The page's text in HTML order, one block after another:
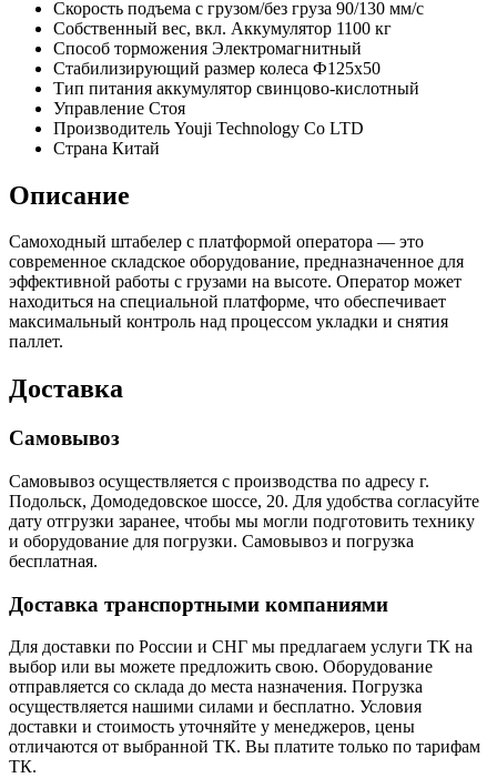
Скорость подъема с грузом/без груза 90/130 мм/с
Собственный вес, вкл. Аккумулятор 1100 кг
Способ торможения Электромагнитный
Стабилизирующий размер колеса Ф125х50
Тип питания аккумулятор свинцово-кислотный
Управление Стоя
Производитель Youji Technology Co LTD
Страна Китай
Описание
Самоходный штабелер с платформой оператора — это
современное складское оборудование, предназначенное для
эффективной работы с грузами на высоте. Оператор может
находиться на специальной платформе, что обеспечивает
максимальный контроль над процессом укладки и снятия
паллет.
Доставка
Самовывоз
Самовывоз осуществляется с производства по адресу г.
Подольск, Домодедовское шоссе, 20. Для удобства согласуйте
дату отгрузки заранее, чтобы мы могли подготовить технику
и оборудование для погрузки. Самовывоз и погрузка
бесплатная.
Доставка транспортными компаниями
Для доставки по России и СНГ мы предлагаем услуги ТК на
выбор или вы можете предложить свою. Оборудование
отправляется со склада до места назначения. Погрузка
осуществляется нашими силами и бесплатно. Условия
доставки и стоимость уточняйте у менеджеров, цены
отличаются от выбранной ТК. Вы платите только по тарифам
ТК.